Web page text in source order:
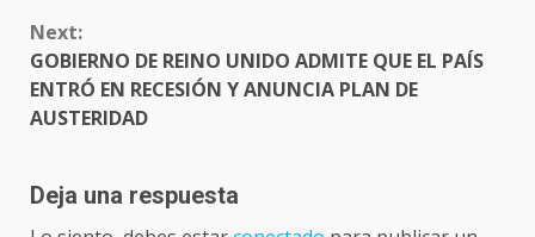
Next:
GOBIERNO DE REINO UNIDO ADMITE QUE EL PAÍS
ENTRÓ EN RECESIÓN Y ANUNCIA PLAN DE
AUSTERIDAD
Deja una respuesta